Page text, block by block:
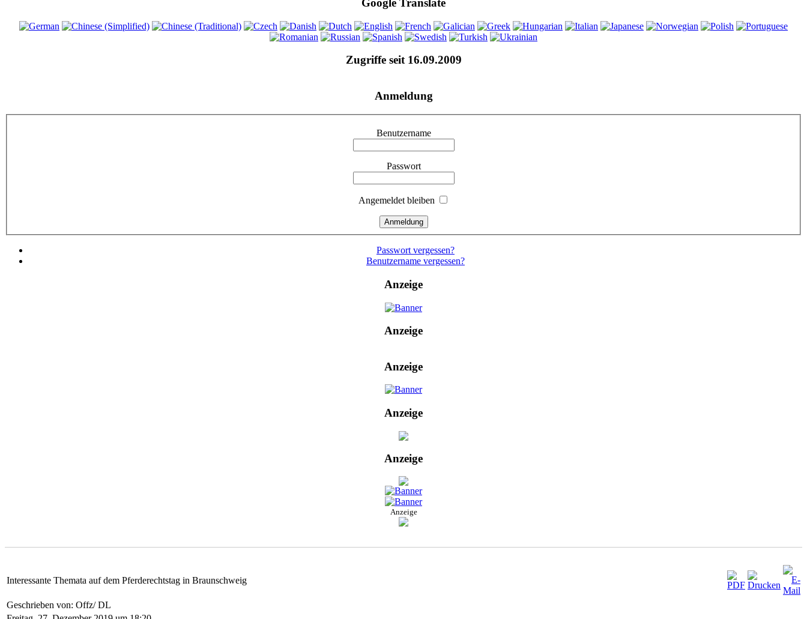
Google Translate
Zugriffe seit 16.09.2009
Anmeldung
Benutzername
Passwort
Angemeldet bleiben
Passwort vergessen?
Benutzername vergessen?
Anzeige
Anzeige
Anzeige
Anzeige
Anzeige
Anzeige
Interessante Themata auf dem Pferderechtstag in Braunschweig
Geschrieben von: Offz/ DL